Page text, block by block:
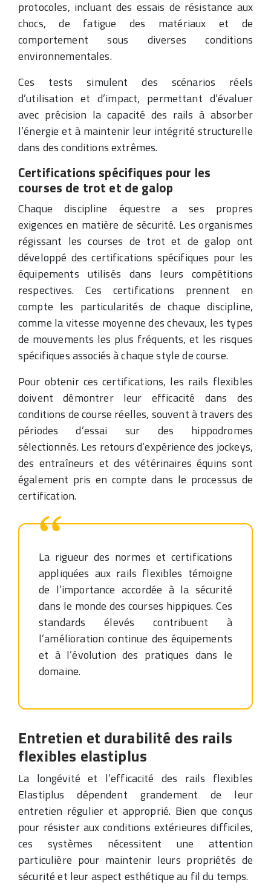
protocoles, incluant des essais de résistance aux
chocs, de fatigue des matériaux et de
comportement sous diverses conditions
environnementales.
Ces tests simulent des scénarios réels
d’utilisation et d’impact, permettant d’évaluer
avec précision la capacité des rails à absorber
l’énergie et à maintenir leur intégrité structurelle
dans des conditions extrêmes.
Certifications spécifiques pour les
courses de trot et de galop
Chaque discipline équestre a ses propres
exigences en matière de sécurité. Les organismes
régissant les courses de trot et de galop ont
développé des certifications spécifiques pour les
équipements utilisés dans leurs compétitions
respectives. Ces certifications prennent en
compte les particularités de chaque discipline,
comme la vitesse moyenne des chevaux, les types
de mouvements les plus fréquents, et les risques
spécifiques associés à chaque style de course.
Pour obtenir ces certifications, les rails flexibles
doivent démontrer leur efficacité dans des
conditions de course réelles, souvent à travers des
périodes d’essai sur des hippodromes
sélectionnés. Les retours d’expérience des jockeys,
des entraîneurs et des vétérinaires équins sont
également pris en compte dans le processus de
certification.
La rigueur des normes et certifications
appliquées aux rails flexibles témoigne
de l’importance accordée à la sécurité
dans le monde des courses hippiques. Ces
standards élevés contribuent à
l’amélioration continue des équipements
et à l’évolution des pratiques dans le
domaine.
Entretien et durabilité des rails
flexibles elastiplus
La longévité et l’efficacité des rails flexibles
Elastiplus dépendent grandement de leur
entretien régulier et approprié. Bien que conçus
pour résister aux conditions extérieures difficiles,
ces systèmes nécessitent une attention
particulière pour maintenir leurs propriétés de
sécurité et leur aspect esthétique au fil du temps.